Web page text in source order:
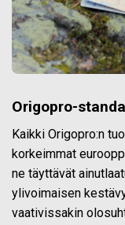
Origopro-
Kaikki Origopro:n
korkeimmat
ne täyttävät
ylivoimaisen
vaativissakin